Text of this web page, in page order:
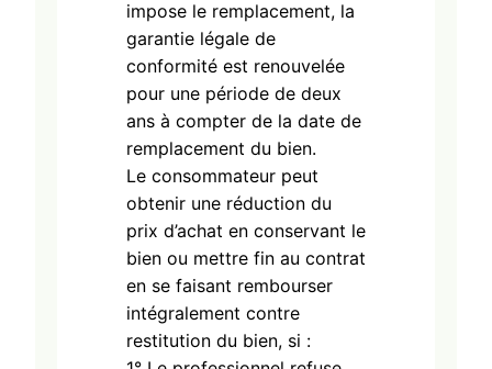
impose le remplacement, la
garantie légale de
conformité est renouvelée
pour une période de deux
ans à compter de la date de
remplacement du bien.
Le consommateur peut
obtenir une réduction du
prix d’achat en conservant le
bien ou mettre fin au contrat
en se faisant rembourser
intégralement contre
restitution du bien, si :